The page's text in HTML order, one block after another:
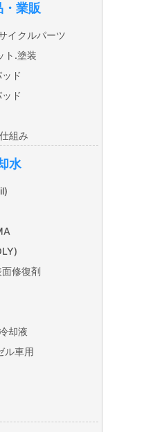
・業販
イクルパーツ
ト.塗装
ド
ド
組み
水
修復剤
却液
ル車用